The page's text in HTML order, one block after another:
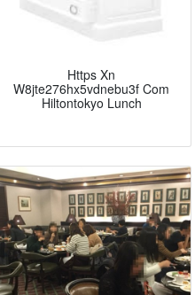
Https Xn
W8jte276hx5vdnebu3f Com
Hiltontokyo Lunch